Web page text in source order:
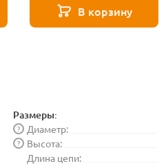
В корзину
Размеры:
Диаметр:
?
Высота:
?
Длина цепи: